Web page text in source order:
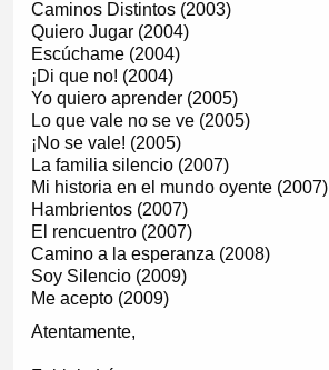
Caminos Distintos (2003)
Quiero Jugar (2004)
Escúchame (2004)
¡Di que no! (2004)
Yo quiero aprender (2005)
Lo que vale no se ve (2005)
¡No se vale! (2005)
La familia silencio (2007)
Mi historia en el mundo oyente (2007)
Hambrientos (2007)
El rencuentro (2007)
Camino a la esperanza (2008)
Soy Silencio (2009)
Me acepto (2009)
Atentamente,